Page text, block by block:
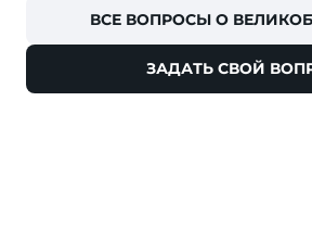
ВСЕ ВОПРОСЫ О
ЗАДАТЬ СВОЙ